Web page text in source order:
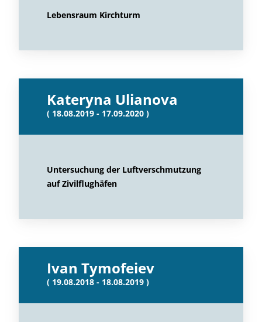
Lebensraum Kirchturm
Kateryna Ulianova
( 18.08.2019 - 17.09.2020 )
Untersuchung der Luftverschmutzung
auf Zivilflughäfen
Ivan Tymofeiev
( 19.08.2018 - 18.08.2019 )